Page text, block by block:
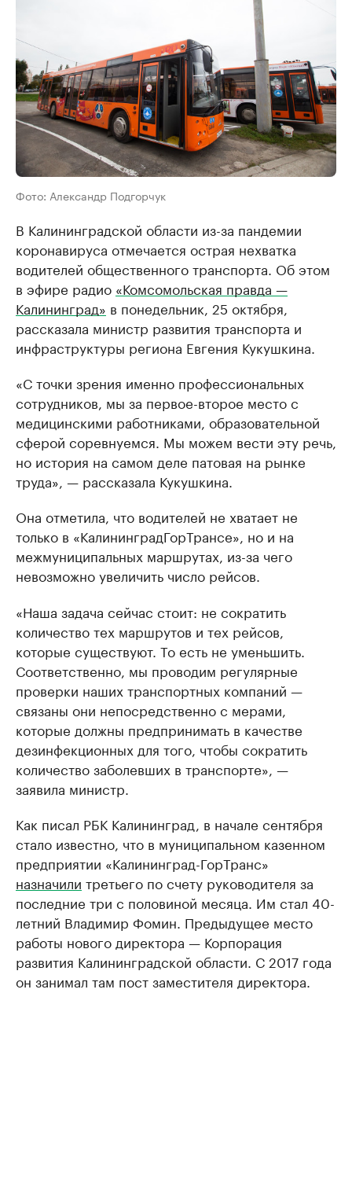
Фото: Александр Подгорчук
В Калининградской области из-за пандемии
коронавируса отмечается острая нехватка
водителей общественного транспорта. Об этом
в эфире радио «Комсомольская правда —
Калининград» в понедельник, 25 октября,
рассказала министр развития транспорта и
инфраструктуры региона Евгения Кукушкина.
«С точки зрения именно профессиональных
сотрудников, мы за первое-второе место с
медицинскими работниками, образовательной
сферой соревнуемся. Мы можем вести эту речь,
но история на самом деле патовая на рынке
труда», — рассказала Кукушкина.
Она отметила, что водителей не хватает не
только в «КалининградГорТрансе», но и на
межмуниципальных маршрутах, из-за чего
невозможно увеличить число рейсов.
«Наша задача сейчас стоит: не сократить
количество тех маршрутов и тех рейсов,
которые существуют. То есть не уменьшить.
Соответственно, мы проводим регулярные
проверки наших транспортных компаний —
связаны они непосредственно с мерами,
которые должны предпринимать в качестве
дезинфекционных для того, чтобы сократить
количество заболевших в транспорте», —
заявила министр.
Как писал РБК Калининград, в начале сентября
стало известно, что в муниципальном казенном
предприятии «Калининград-ГорТранс»
назначили третьего по счету руководителя за
последние три с половиной месяца. Им стал 40-
летний Владимир Фомин. Предыдущее место
работы нового директора — Корпорация
развития Калининградской области. С 2017 года
он занимал там пост заместителя директора.